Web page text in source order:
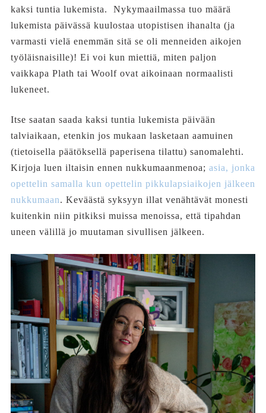
kaksi tuntia lukemista. Nykymaailmassa tuo määrä
lukemista päivässä kuulostaa utopistisen ihanalta (ja
varmasti vielä enemmän sitä se oli menneiden aikojen
työläisnaisille)! Ei voi kun miettiä, miten paljon
vaikkapa Plath tai Woolf ovat aikoinaan normaalisti
lukeneet.
Itse saatan saada kaksi tuntia lukemista päivään
talviaikaan, etenkin jos mukaan lasketaan aamuinen
(tietoisella päätöksellä paperisena tilattu) sanomalehti.
Kirjoja luen iltaisin ennen nukkumaanmenoa; asia, jonka
opettelin samalla kun opettelin pikkulapsiaikojen jälkeen
nukkumaan. Keväästä syksyyn illat venähtävät monesti
kuitenkin niin pitkiksi muissa menoissa, että tipahdan
uneen välillä jo muutaman sivullisen jälkeen.